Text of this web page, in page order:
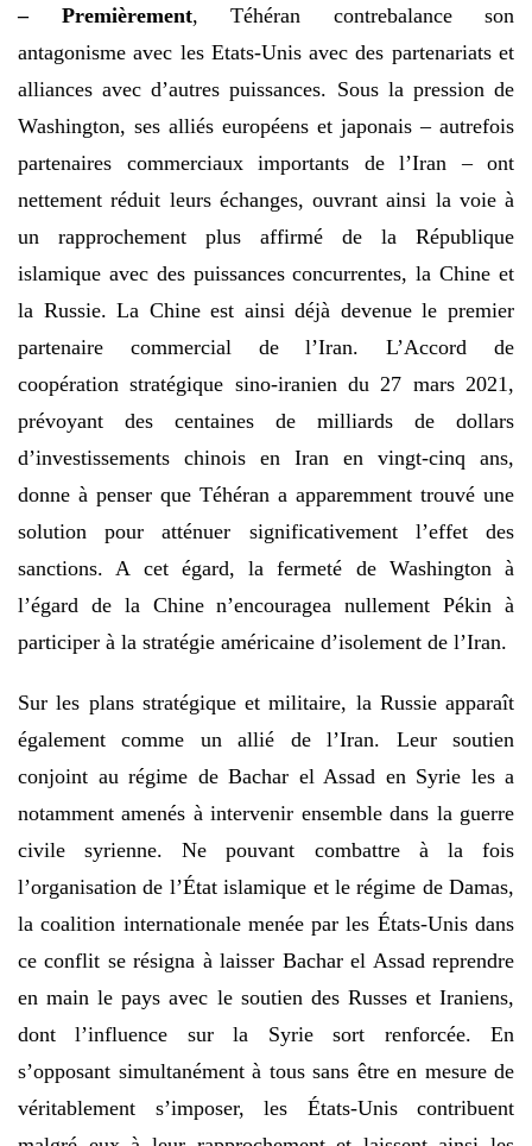
– Premièrement, Téhéran contrebalance son
antagonisme avec les Etats-Unis avec des partenariats et
alliances avec d’autres puissances. Sous la pression de
Washington, ses alliés européens et japonais – autrefois
partenaires commerciaux importants de l’Iran – ont
nettement réduit leurs échanges, ouvrant ainsi la voie à
un rapprochement plus affirmé de la République
islamique avec des puissances concurrentes, la Chine et
la Russie. La Chine est ainsi déjà devenue le premier
partenaire commercial de l’Iran. L’Accord de
coopération stratégique sino-iranien du 27 mars 2021,
prévoyant des centaines de milliards de dollars
d’investissements chinois en Iran en vingt-cinq ans,
donne à penser que Téhéran a apparemment trouvé une
solution pour atténuer significativement l’effet des
sanctions. A cet égard, la fermeté de Washington à
l’égard de la Chine n’encouragea nullement Pékin à
participer à la stratégie américaine d’isolement de l’Iran.
Sur les plans stratégique et militaire, la Russie apparaît
également comme un allié de l’Iran. Leur soutien
conjoint au régime de Bachar el Assad en Syrie les a
notamment amenés à intervenir ensemble dans la guerre
civile syrienne. Ne pouvant combattre à la fois
l’organisation de l’État islamique et le régime de Damas,
la coalition internationale menée par les États-Unis dans
ce conflit se résigna à laisser Bachar el Assad reprendre
en main le pays avec le soutien des Russes et Iraniens,
dont l’influence sur la Syrie sort renforcée. En
s’opposant simultanément à tous sans être en mesure de
véritablement s’imposer, les États-Unis contribuent